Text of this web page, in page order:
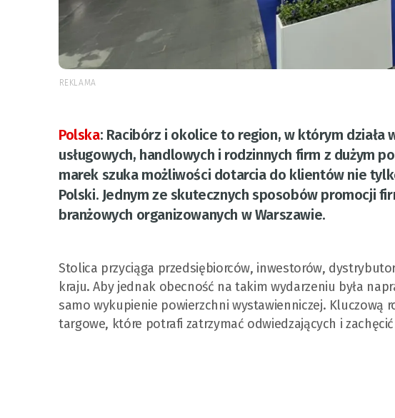
REKLAMA
Polska: Racibórz i okolice to region, w którym
usługowych, handlowych i rodzinnych firm z dużym
marek szuka możliwości dotarcia do klientów nie
Polski. Jednym ze skutecznych sposobów promocji
branżowych organizowanych w Warszawie.
Stolica przyciąga przedsiębiorców, inwestorów,
kraju. Aby jednak obecność na takim wydarzeniu była
samo wykupienie powierzchni wystawienniczej.
targowe, które potrafi zatrzymać odwiedzających i